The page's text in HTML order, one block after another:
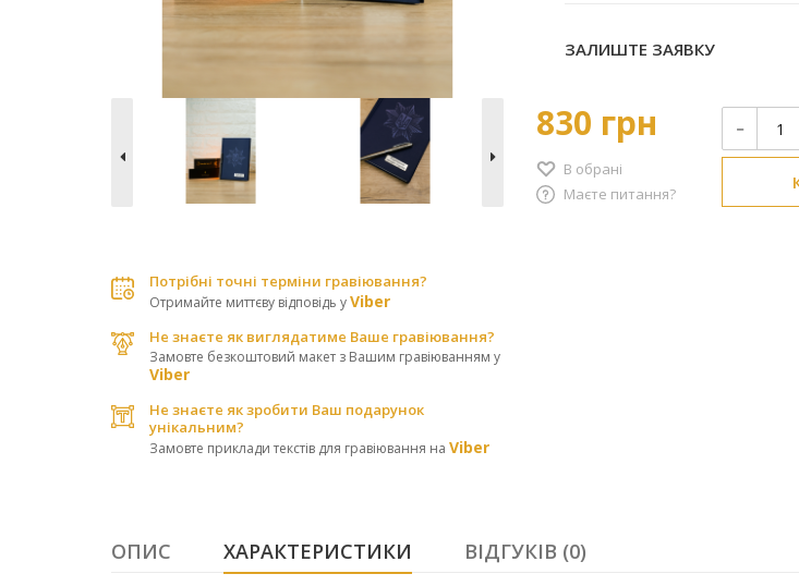
Потрібні точні терміни гравіювання?
Отримайте миттєву відповідь уViber
Не знаєте як виглядатиме Ваше гравіювання?
Замовте безкоштовий макет з Вашим гравіюванням у
Viber
Не знаєте як зробити Ваш подарунок
унікальним?
Замовте приклади текстів для гравіювання на Viber
ЗАЛИШТЕ ЗАЯВКУ
830 грн
В обрані
Маєте питання?
ОПИС ХАРАКТЕРИСТИКИ ВІДГУКІВ (0)